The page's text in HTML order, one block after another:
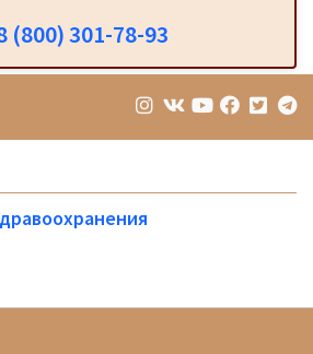
(800) 301-78-93